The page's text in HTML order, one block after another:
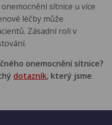
sítnice u více
léčby může
Zásadní roli v
onemocnění sítnice?
dotazník, který jsme